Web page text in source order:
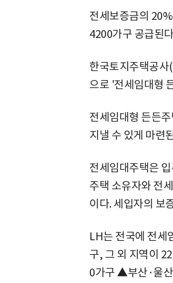
전세보증금의
4200가구 공급된
한국토지주택공
으로 '전세임대형
전세임대형 든든
지낼 수 있게 마련
전세임대주택은
주택 소유자와 전
이다. 세입자의 보
LH는 전국에 전세
구, 그 외 지역이
0가구 ▲부산·울